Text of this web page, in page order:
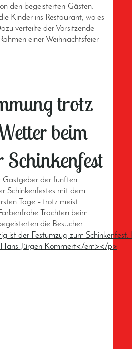
den begeisterten Gästen.
Kinder ins Restaurant, wo es
verteilte der Vorsitzende
einer Weihnachtsfeier
trotz
beim
der fünften
Schinkenfestes mit dem
Tage – trotz meist
Trachten beim
die Besucher.